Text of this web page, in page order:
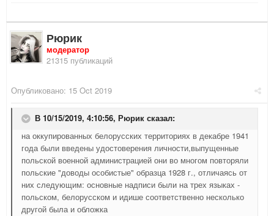
Рюрик
модератор
21315 публикаций
Опубликовано: 15 Oct 2019
В 10/15/2019, 4:10:56, Рюрик сказал:
на оккупированных белорусских территориях в декабре 1941
года были введены удостоверения личности,выпущенные
польской военной администрацией они во многом повторяли
польские "доводы особистые" образца 1928 г., отличаясь от
них следующим: основные надписи были на трех языках -
польском, белорусском и идише соответственно несколько
другой была и обложка